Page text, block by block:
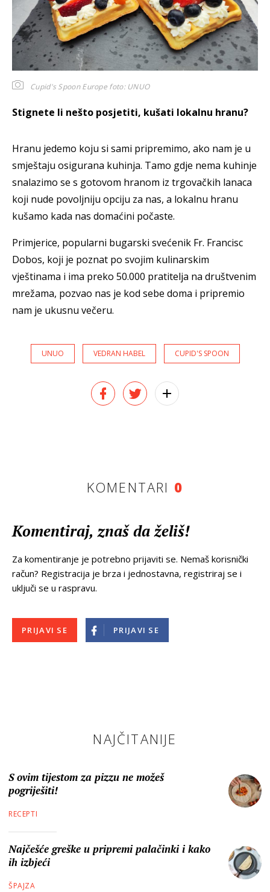
Cupid's Spoon Europe foto: UNUO
Stignete li nešto posjetiti, kušati lokalnu hranu?
Hranu jedemo koju si sami pripremimo, ako nam je u
smještaju osigurana kuhinja. Tamo gdje nema kuhinje
snalazimo se s gotovom hranom iz trgovačkih lanaca
koji nude povoljniju opciju za nas, a lokalnu hranu
kušamo kada nas domaćini počaste.
Primjerice, popularni bugarski svećenik Fr. Francisc
Dobos, koji je poznat po svojim kulinarskim
vještinama i ima preko 50.000 pratitelja na društvenim
mrežama, pozvao nas je kod sebe doma i pripremio
nam je ukusnu večeru.
UNUO VEDRAN HABEL CUPID'S SPOON
KOMENTARI 0
Komentiraj, znaš da želiš!
Za komentiranje je potrebno prijaviti se. Nemaš korisnički
račun? Registracija je brza i jednostavna, registriraj se i
uključi se u raspravu.
PRIJAVI SE PRIJAVI SE
NAJČITANIJE
S ovim tijestom za pizzu ne možeš
pogriješiti!
RECEPTI
Najčešće greške u pripremi palačinki i kako
ih izbjeći
ŠPAJZA